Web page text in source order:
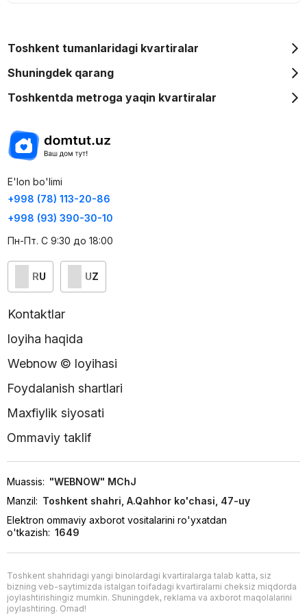
Toshkent tumanlaridagi kvartiralar
Shuningdek qarang
Toshkentda metroga yaqin kvartiralar
E'lon bo'limi
+998 (78) 113-20-86
+998 (93) 390-30-10
Пн-Пт. С 9:30 до 18:00
RU UZ
Kontaktlar
loyiha haqida
Webnow © loyihasi
Foydalanish shartlari
Maxfiylik siyosati
Ommaviy taklif
Muassis: "WEBNOW" MChJ
Manzil: Toshkent shahri, A.Qahhor ko'chasi, 47-uy
Elektron ommaviy axborot vositalarini ro'yxatdan
o'tkazish: 1649
Toshkent shahridagi yangi binolardagi kvartiralarga talab katta, siz
bizning veb-saytimizda istalgan toifadagi kvartiralarni cheksiz miqdorda
joylashtirishingiz mumkin. Shuningdek, reklama va axborot maqolalarini
joylashtiring. Omad!